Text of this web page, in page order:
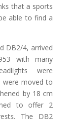
that a sports
able to find a
DB2/4, arrived
with many
were
were moved to
by 18 cm
to offer 2
The DB2